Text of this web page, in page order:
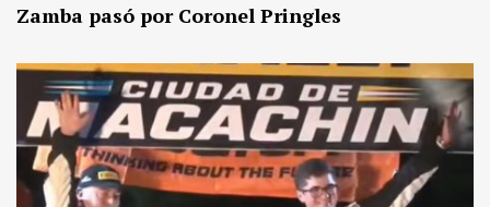
Zamba pasó por Coronel Pringles